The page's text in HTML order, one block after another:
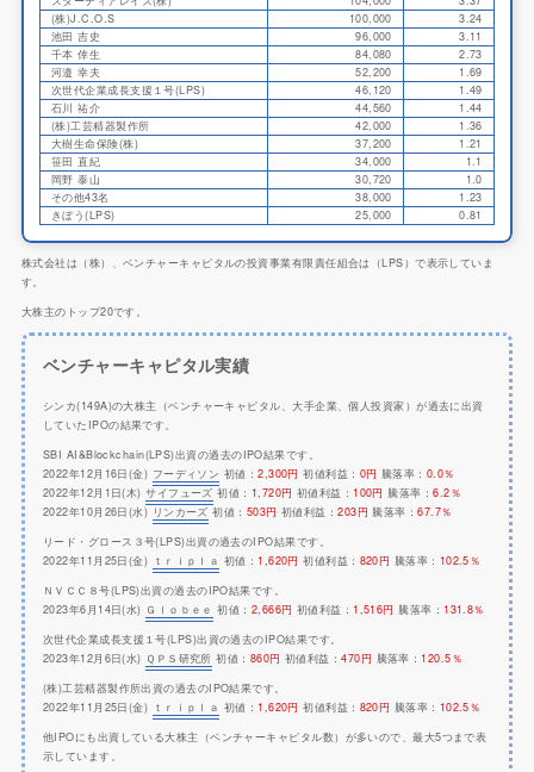
(株)J.C.O.S
100,000
3.24
池田 吉史
96,000
3.11
千本 倖生
84,080
2.73
河邉 幸夫
52,200
1.69
次世代企業成長支援１号(LPS)
46,120
1.49
石川 祐介
44,560
1.44
(株)工芸精器製作所
42,000
1.36
大樹生命保険(株)
37,200
1.21
笹田 直紀
34,000
1.1
岡野 泰山
30,720
1.0
その他43名
38,000
1.23
きぼう(LPS)
25,000 0.81
株式会社は（株）、ベンチャーキャピタルの投資事業有限責任組合は（LPS）で表示していま
す。
大株主のトップ20です。
ベンチャーキャピタル実績
シンカ(149A)の大株主（ベンチャーキャピタル、大手企業、個人投資家）が過去に出資
していたIPOの結果です。
SBI AI&Blockchain(LPS)出資の過去のIPO結果です。
2022年12月16日(金) フーディソン 初値：2,300円 初値利益： 0円 騰落率： 0.0％
2022年12月1日(木)サイフューズ 初値： 1,720円 初値利益： 100円 騰落率：6.2％
2022年10月26日(水) リンカーズ 初値： 503円 初値利益：203円 騰落率：67.7％
リード・グロース３号(LPS)出資の過去のIPO結果です。
2022年11月25日(金) ｔｒｉｐｌａ 初値： 1,620円 初値利益： 820円 騰落率： 102.5％
ＮＶＣＣ８号(LPS)出資の過去のIPO結果です。
2023年6月14日(水) Ｇｌｏｂｅｅ 初値： 2,666円 初値利益： 1,516円 騰落率： 131.8％
次世代企業成長支援１号(LPS)出資の過去のIPO結果です。
2023年12月6日(水) ＱＰＳ研究所 初値： 860円 初値利益：470円 騰落率： 120.5％
(株)工芸精器製作所出資の過去のIPO結果です。
2022年11月25日(金) ｔｒｉｐｌａ 初値： 1,620円 初値利益： 820円 騰落率： 102.5％
他IPOにも出資している大株主（ベンチャーキャピタル数）が多いので、最大5つまで表
示しています。